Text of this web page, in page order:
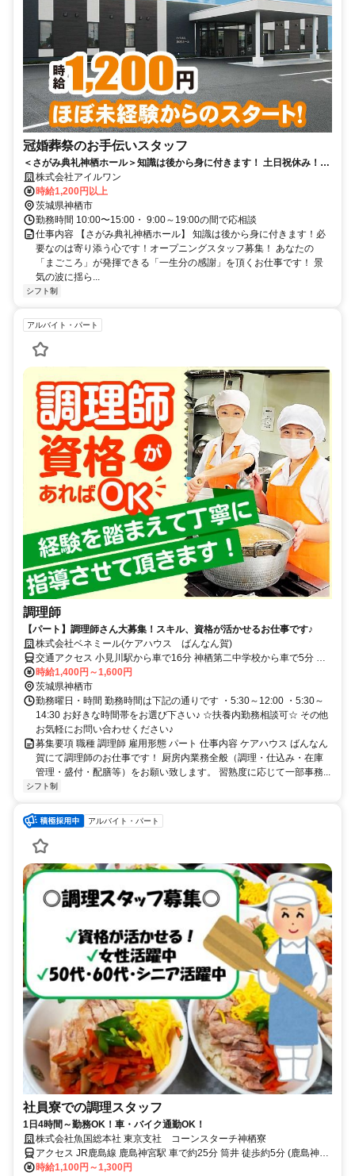
冠婚葬祭のお手伝いスタッフ
＜さがみ典礼神栖ホール＞知識は後から身に付きます！ 土日祝休み！未
経験OKのオープニング募集
株式会社アイルワン
時給1,200円以上
茨城県神栖市
勤務時間 10:00〜15:00・ 9:00～19:00の間で応相談
仕事内容 【さがみ典礼神栖ホール】 知識は後から身に付きます！必
要なのは寄り添う心です！オープニングスタッフ募集！ あなたの
「まごころ」が発揮できる「一生分の感謝」を頂くお仕事です！ 景
気の波に揺ら...
シフト制
アルバイト・パート
調理師
【パート】調理師さん大募集！スキル、資格が活かせるお仕事です♪
株式会社ベネミール(ケアハウス ばんなん賀)
交通アクセス 小見川駅から車で16分 神栖第二中学校から車で5分 車
〇／バイク〇／自転車〇／公共交通機関〇
時給1,400円～1,600円
茨城県神栖市
勤務曜日・時間 勤務時間は下記の通りです ・5:30～12:00 ・5:30～
14:30 お好きな時間帯をお選び下さい♪ ☆扶養内勤務相談可☆ その他
お気軽にお問い合わせください♪
募集要項 職種 調理師 雇用形態 パート 仕事内容 ケアハウス ばんなん
賀にて調理師のお仕事です！ 厨房内業務全般（調理・仕込み・在庫
管理・盛付・配膳等）をお願い致します。 習熟度に応じて一部事務...
シフト制
アルバイト・パート
社員寮での調理スタッフ
1日4時間～勤務OK！車・バイク通勤OK！
株式会社魚国総本社 東京支社 コーンスターチ神栖寮
アクセス JR鹿島線 鹿島神宮駅 車で約25分 筒井 徒歩約5分 (鹿島神宮
駅発のバス)
時給1,100円～1,300円